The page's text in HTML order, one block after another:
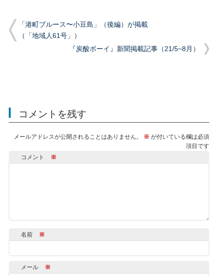
「港町ブルース〜小豆島」（後編）が掲載
（「地域人61号」）
『炭酸ボーイ』新聞掲載記事（21/5~8月）
コメントを残す
メールアドレスが公開されることはありません。 ※ が付いている欄は必須
項目です
コメント ※
名前 ※
メール ※